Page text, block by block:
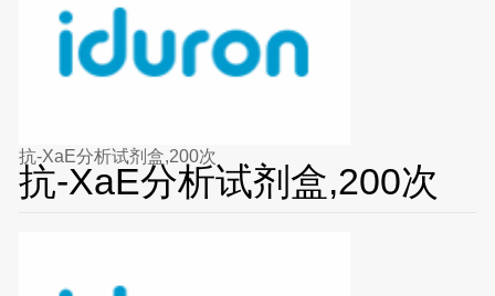
抗-XaE分析试剂盒,200次
抗-XaE分析试剂盒,200次